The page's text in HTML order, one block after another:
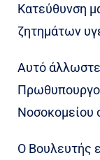
Κατεύθυνση
ζητημάτων
Αυτό
Νοσοκομείου
Ο Βουλευτής